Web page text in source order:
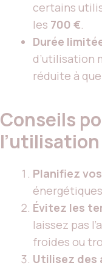
certains
les 700 €.
Durée
d’utilisation
réduite à
Conseils
l’utilisation
Planifiez
Évitez les
laissez pas
froides ou
Utilisez des